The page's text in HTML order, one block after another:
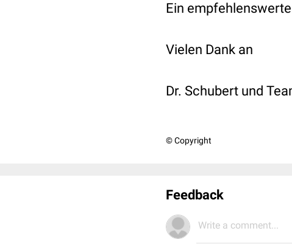
Ein
Vielen Dank an
Dr. Schubert und
© Copyright
Feedback
Write a comment...